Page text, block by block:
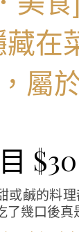
$30
或鹹的料
了幾口後